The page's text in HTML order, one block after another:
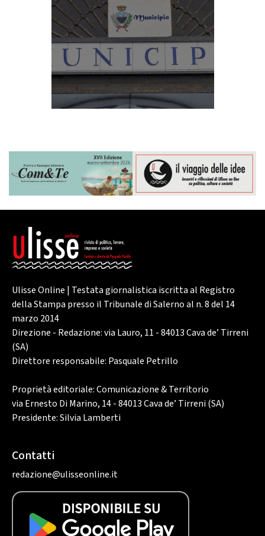
Ulisse Online | Testata giornalistica iscritta al Registro
della Stampa presso il Tribunale di Salerno al n. 8 del 14
marzo 2014
Direzione - Redazione: via Lauro, 11 - 84013 Cava de’ Tirreni
(SA)
Direttore responsabile: Pasquale Petrillo
Proprietà editoriale: Comunicazione & Territorio
via Ernesto Di Marino, 14 - 84013 Cava de’ Tirreni (SA)
Presidente: Silvia Lamberti
Contatti
redazione@ulisseonline.it